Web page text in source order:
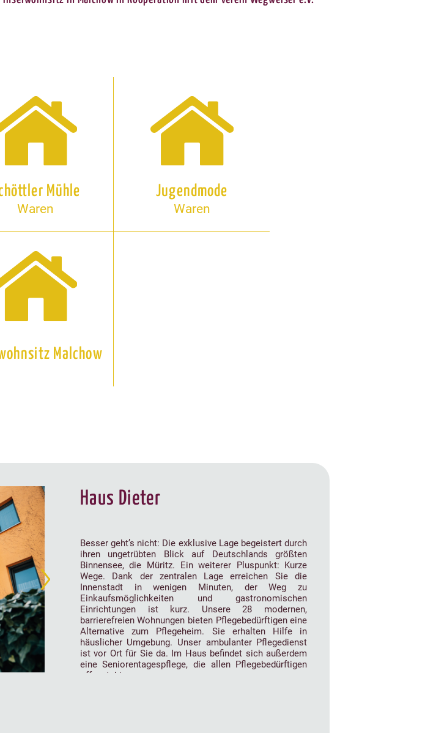
Mühle
Waren
Jugendmode
Waren
Malchow
Haus Dieter
Besser geht’s nicht: Die exklusive Lage begeistert durch
ihren ungetrübten Blick auf Deutschlands größten
Binnensee, die Müritz. Ein weiterer Pluspunkt: Kurze
Wege. Dank der zentralen Lage erreichen Sie die
Innenstadt in wenigen Minuten, der Weg zu
Einkaufsmöglichkeiten und gastronomischen
Einrichtungen ist kurz. Unsere 28 modernen,
barrierefreien Wohnungen bieten Pflegebedürftigen eine
Alternative zum Pflegeheim. Sie erhalten Hilfe in
häuslicher Umgebung. Unser ambulanter Pflegedienst
ist vor Ort für Sie da. Im Haus befindet sich außerdem
eine Seniorentagespflege, die allen Pflegebedürftigen
offensteht.